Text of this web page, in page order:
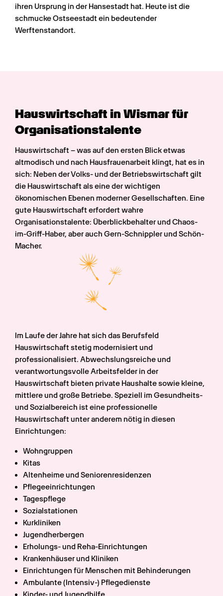
ihren Ursprung in der Hansestadt hat. Heute ist die
schmucke Ostseestadt ein bedeutender
Werftenstandort.
Hauswirtschaft in Wismar für
Organi­sations­talente
Hauswirtschaft – was auf den ersten Blick etwas
altmodisch und nach Hausfrauenarbeit klingt, hat es in
sich: Neben der Volks- und der Betriebswirtschaft gilt
die Hauswirtschaft als eine der wichtigen
ökonomischen Ebenen moderner Gesellschaften. Eine
gute Hauswirtschaft erfordert wahre
Organisationstalente: Überblickbehalter und Chaos-
im-Griff-Haber, aber auch Gern-Schnippler und Schön-
Macher.
Im Laufe der Jahre hat sich das Berufsfeld
Hauswirtschaft stetig modernisiert und
professionalisiert. Abwechslungsreiche und
verantwortungsvolle Arbeitsfelder in der
Hauswirtschaft bieten private Haushalte sowie kleine,
mittlere und große Betriebe. Speziell im Gesundheits-
und Sozialbereich ist eine professionelle
Hauswirtschaft unter anderem nötig in diesen
Einrichtungen:
Wohngruppen
Kitas
Altenheime und Seniorenresidenzen
Pflegeeinrichtungen
Tagespflege
Sozialstationen
Kurkliniken
Jugendherbergen
Erholungs- und Reha-Einrichtungen
Krankenhäuser und Kliniken
Einrichtungen für Menschen mit Behinderungen
Ambulante (Intensiv-) Pflegedienste